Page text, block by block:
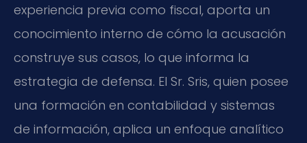
experiencia previa como fiscal, aporta un
conocimiento interno de cómo la acusación
construye sus casos, lo que informa la
estrategia de defensa. El Sr. Sris, quien posee
una formación en contabilidad y sistemas
de información, aplica un enfoque analítico